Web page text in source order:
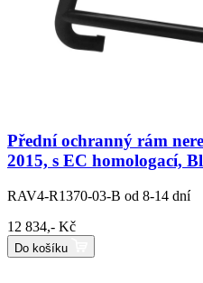
Přední ochranný rám
2015, s EC homologací,
RAV4-R1370-03-B od 8-14 dní
12 834,- Kč
Do košíku